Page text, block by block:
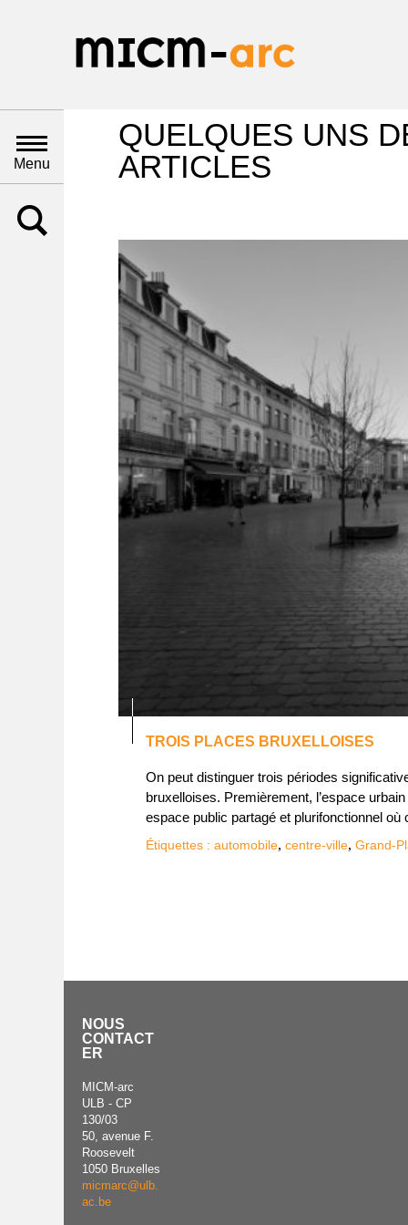
Menu
QUELQUES UNS
ARTICLES
TROIS PLACES BRUXELLOISES
On peut distinguer trois périodes
bruxelloises. Premièrement, l’espace
espace public partagé et plurifonctionnel
Étiquettes : automobile, centre-ville, Grand-
NOUS
CONTACT
ER
MICM-arc
ULB - CP
130/03
50, avenue F.
Roosevelt
1050 Bruxelles
micmarc@ulb.
ac.be